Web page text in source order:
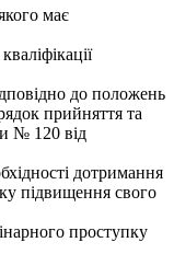
має
до положень
прийняття та
№ 120 від
дотримання
підвищення свого
проступку